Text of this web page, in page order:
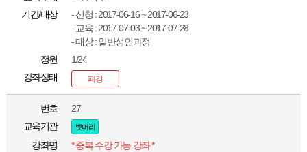
기간/대상
- 신청 : 2017-06-16 ~ 2017-06-23
- 교육 : 2017-07-03 ~ 2017-07-28
- 대상 : 일반성인과정
정원
1/24
강좌상태
폐강
번호
27
교육기관
뱃머리
강좌명
* 중복 수강 가능 강좌 *